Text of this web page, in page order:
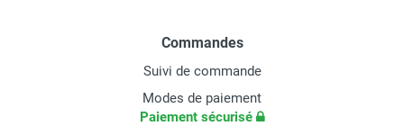
Commandes
Suivi de commande
Modes de paiement
Paiement sécurisé